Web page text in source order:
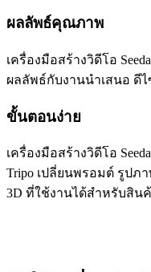
ผลลัพธ์คุณภาพ
เครื่องมือสร้างวิดีโอ
ผลลัพธ์กับงานนำเสนอ ดี
ขั้นตอนง่าย
เครื่องมือสร้างวิดีโอ
Tripo เปลี่ยนพรอมต์ รูปภ
3D ที่ใช้งานได้สำหรับสิน